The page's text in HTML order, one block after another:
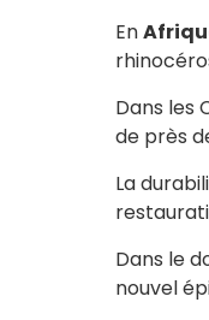
En
Dans les
de près
La
Dans le
nouvel